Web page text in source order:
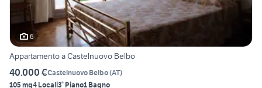
6
Appartamento a Castelnuovo Belbo
40.000 €Castelnuovo Belbo(AT)
105 mq4 Locali3° Piano1 Bagno